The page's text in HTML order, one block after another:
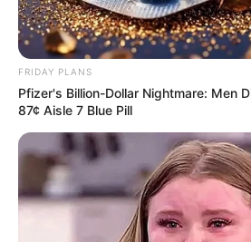
FRIDAY PLANS
Pfizer's Billion-Dollar Nightmare: Men
87¢ Aisle 7 Blue Pill